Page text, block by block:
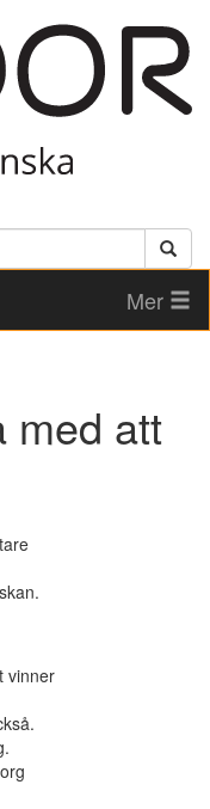
Mer
med att
vinner